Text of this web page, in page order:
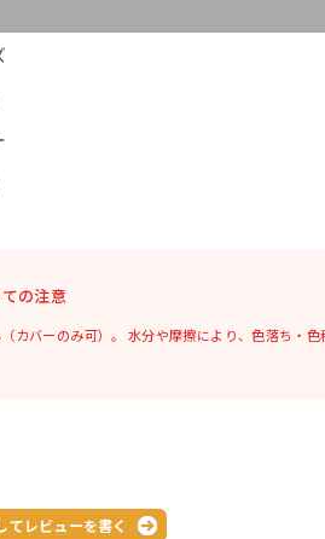
の注意
カバーのみ可）。水分や摩擦により、色落ち・色
てレビューを書く